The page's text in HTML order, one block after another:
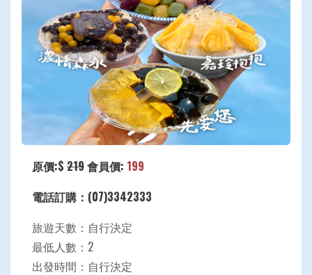
原價:$ 219會員價: 199
電話訂購：(07)3342333
旅遊天數：自行決定
最低人數：2
出發時間：自行決定